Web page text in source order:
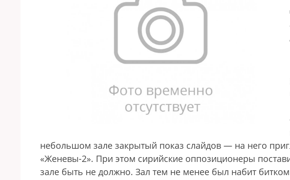
небольшом зале закрытый показ слайдов — на него
«Женевы-2». При этом сирийские оппозиционеры
зале быть не должно. Зал тем не менее был набит